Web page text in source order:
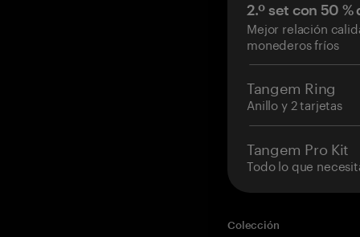
2.º set con 50
Mejor relación
monederos fríos
Tangem Ring
Anillo y 2 tarjetas
Tangem Pro Kit
Todo lo que
Colección